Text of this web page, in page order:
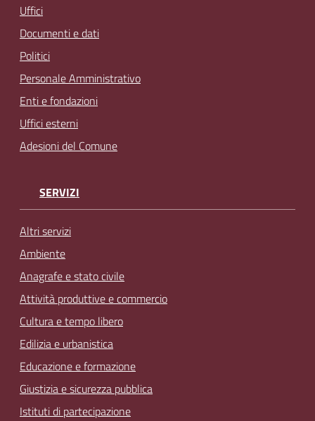
Uffici
Documenti e dati
Politici
Personale Amministrativo
Enti e fondazioni
Uffici esterni
Adesioni del Comune
SERVIZI
Altri servizi
Ambiente
Anagrafe e stato civile
Attività produttive e commercio
Cultura e tempo libero
Edilizia e urbanistica
Educazione e formazione
Giustizia e sicurezza pubblica
Istituti di partecipazione